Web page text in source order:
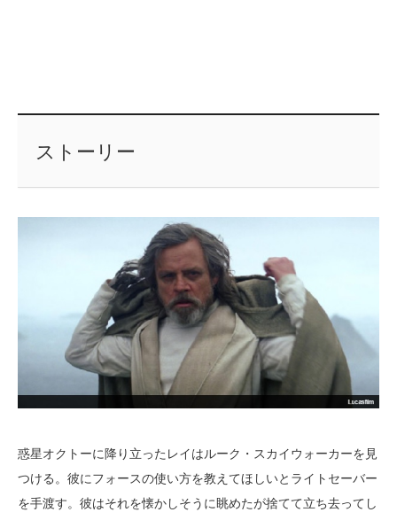
ストーリー
惑星オクトーに降り立ったレイはルーク・スカイウォーカーを見
つける。彼にフォースの使い方を教えてほしいとライトセーバー
を手渡す。彼はそれを懐かしそうに眺めたが捨てて立ち去ってし